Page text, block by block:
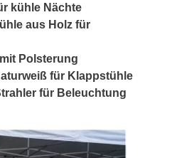
kühle Nächte
aus Holz für
Polsterung
für Klappstühle
für Beleuchtung